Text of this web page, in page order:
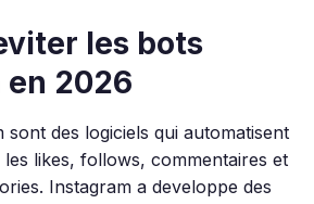
les bots
2026
sont des logiciels qui automatisent
likes, follows, commentaires et
Instagram a developpe des